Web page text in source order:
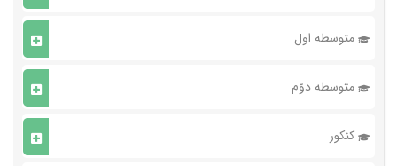
متوسطه اول
متوسطه دوّم
کنکور